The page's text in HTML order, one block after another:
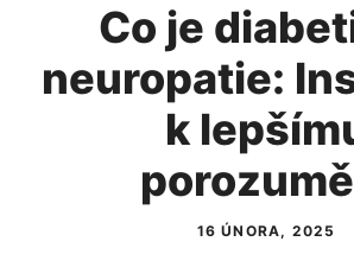
Co je
neuropatie:
k
16 ÚNORA, 2025